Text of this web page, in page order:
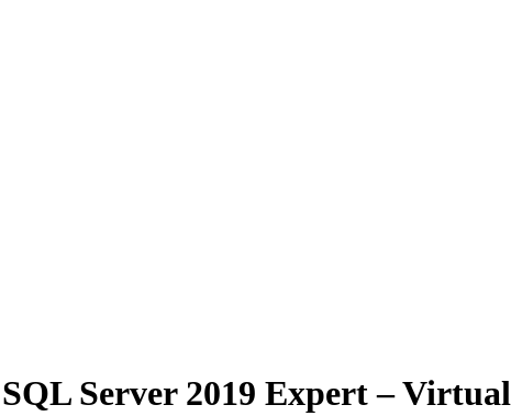
SQL Server 2019 Expert – Virtual